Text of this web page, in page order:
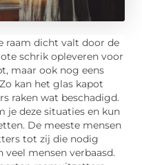
raam dicht valt door de
schrik opleveren voor
maar ook nog eens
kan het glas kapot
raken wat beschadigd.
je deze situaties en kun
De meeste mensen
tot zij die nodig
mensen verbaasd.